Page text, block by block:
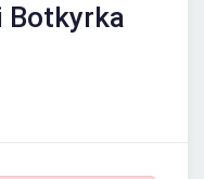
Botkyrka